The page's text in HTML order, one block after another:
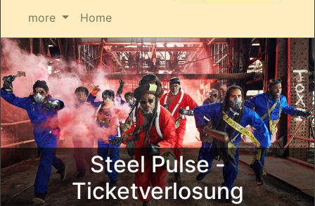
more
Home
Steel Pulse -
Ticketverlosung